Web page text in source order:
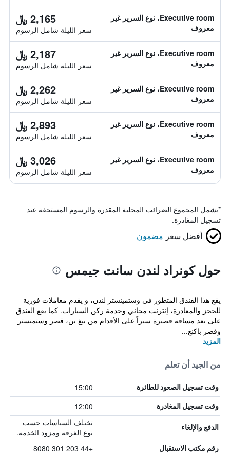
Executive room، نوع السرير غير
معروف
2,165 ﷼
سعر الليلة شامل الرسوم
Executive room، نوع السرير غير
معروف
2,187 ﷼
سعر الليلة شامل الرسوم
Executive room، نوع السرير غير
معروف
2,262 ﷼
سعر الليلة شامل الرسوم
Executive room، نوع السرير غير
معروف
2,893 ﷼
سعر الليلة شامل الرسوم
Executive room، نوع السرير غير
معروف
3,026 ﷼
سعر الليلة شامل الرسوم
*يشمل المجموع الضرائب المحلية المقدرة والرسوم المستحقة عند
تسجيل المغادرة.
أفضل سعر مضمون
حول كونراد لندن سانت جيمس
يقع هذا الفندق المتطور في وستمينستر لندن، و يقدم معاملات فورية
للحجز والمغادرة، إنترنت مجاني وخدمة ركن السيارات. كما يقع الفندق
على بعد مسافة قصيرة سيراً على الأقدام من بيغ بن، قصر وستمنستر
وقصر باكنغ...
المزيد
من الجيد أن تعلم
وقت تسجيل الصعود للطائرة 15:00
وقت تسجيل المغادرة 12:00
الدفع والإلغاء
تختلف السياسات حسب
نوع الغرفة ومزود الخدمة.
رقم مكتب الاستقبال +44 203 301 8080